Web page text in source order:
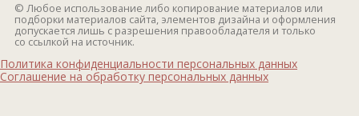
© Любое использование либо копирование материалов или
подборки материалов сайта, элементов дизайна и оформления
допускается лишь с разрешения правообладателя и только
со ссылкой на источник.
Политика конфиденциальности персональных данных
Соглашение на обработку персональных данных